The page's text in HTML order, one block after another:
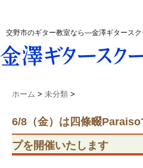
交野市のギター教室なら―金澤ギタースク
ホーム > 未分類 >
6/8（金）は四條畷
プを開催いたします